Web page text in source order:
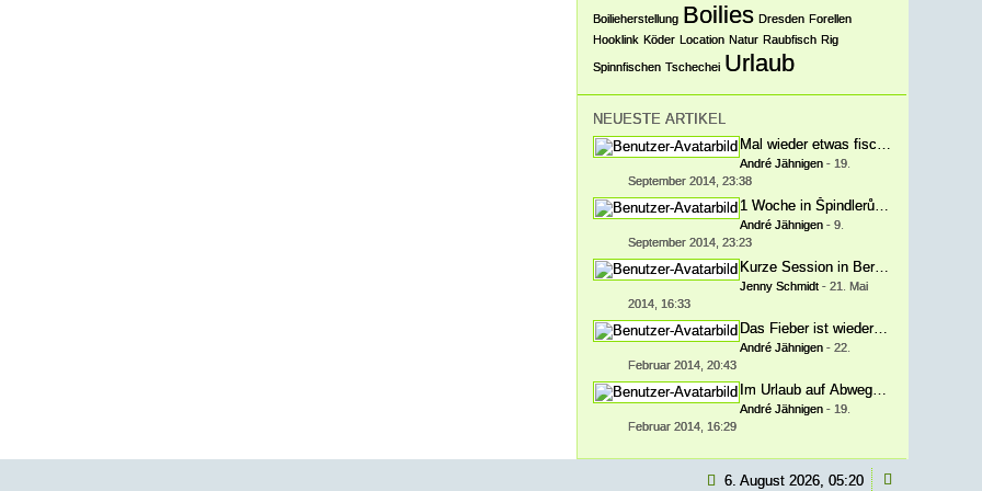
Boilieherstellung Boilies Dresden Forellen
Hooklink Köder Location Natur Raubfisch Rig
Spinnfischen Tschechei Urlaub
NEUESTE ARTIKEL
Mal wieder etwas fischen.
André Jähnigen - 19.
September 2014, 23:38
1 Woche in Špindlerův Mlýn/
André Jähnigen -9.
September 2014, 23:23
Kurze Session in Berbisdorf
Jenny Schmidt -21. Mai
2014, 16:33
Das Fieber ist wieder da!
André Jähnigen -22.
Februar 2014, 20:43
Im Urlaub auf Abwegen.
André Jähnigen - 19.
Februar 2014, 16:29
6. August 2026, 05:20